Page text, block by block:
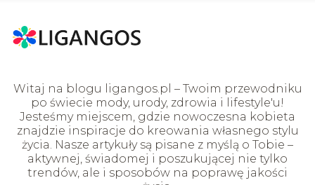
Witaj na blogu ligangos.pl – Twoim przewodniku
po świecie mody, urody, zdrowia i lifestyle'u!
Jesteśmy miejscem, gdzie nowoczesna kobieta
znajdzie inspiracje do kreowania własnego stylu
życia. Nasze artykuły są pisane z myślą o Tobie –
aktywnej, świadomej i poszukującej nie tylko
trendów, ale i sposobów na poprawę jakości